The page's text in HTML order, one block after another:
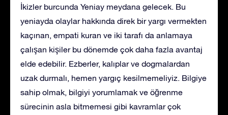
İkizler burcunda Yeniay meydana gelecek. Bu
yeniayda olaylar hakkında direk bir yargı vermekten
kaçınan, empati kuran ve iki tarafı da anlamaya
çalışan kişiler bu dönemde çok daha fazla avantaj
elde edebilir. Ezberler, kalıplar ve dogmalardan
uzak durmalı, hemen yargıç kesilmemeliyiz. Bilgiye
sahip olmak, bilgiyi yorumlamak ve öğrenme
sürecinin asla bitmemesi gibi kavramlar çok